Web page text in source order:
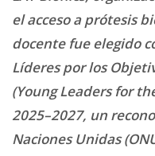
el acceso a prótesis
docente fue elegido
Líderes por los
(Young Leaders for
2025–2027, un
Naciones Unidas